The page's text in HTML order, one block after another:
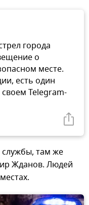
города
о
месте.
есть один
Telegram-
там же
Жданов. Людей